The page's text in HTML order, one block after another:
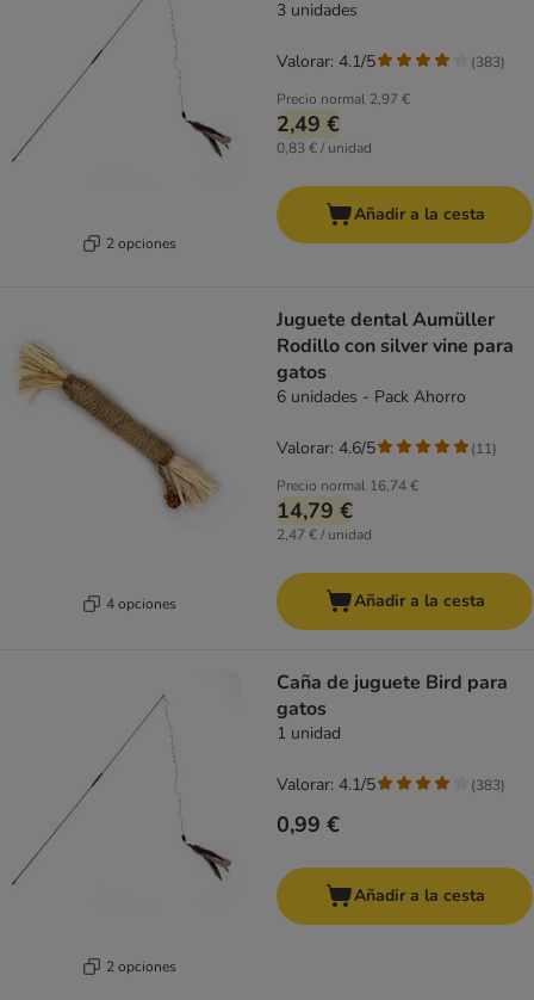
2 opciones
3 unidades
Precio normal 2,97 €
2,49 €
0,83 € / unidad
Valorar: 4.1/5 (383)
Añadir a la cesta
4 opciones
Juguete dental Aumüller
Rodillo con silver vine para
gatos
6 unidades - Pack Ahorro
Precio normal 16,74 €
14,79 €
2,47 € / unidad
Valorar: 4.6/5 (11)
Añadir a la cesta
2 opciones
Caña de juguete Bird para
gatos
1 unidad
0,99 €
Valorar: 4.1/5 (383)
Añadir a la cesta